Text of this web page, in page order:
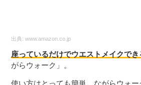
出典:www.amazon.co.jp
座っているだけでウエストメイクでき
がらウォーク」。